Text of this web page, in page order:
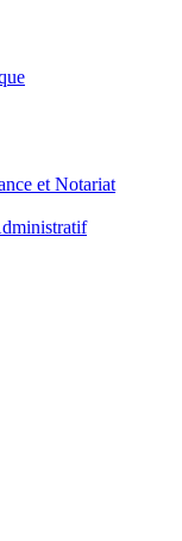
et Notariat